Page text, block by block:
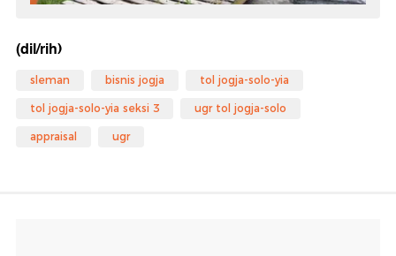
(dil/rih)
sleman bisnis jogja tol jogja-solo-yia
tol jogja-solo-yia seksi 3 ugr tol jogja-solo
appraisal ugr